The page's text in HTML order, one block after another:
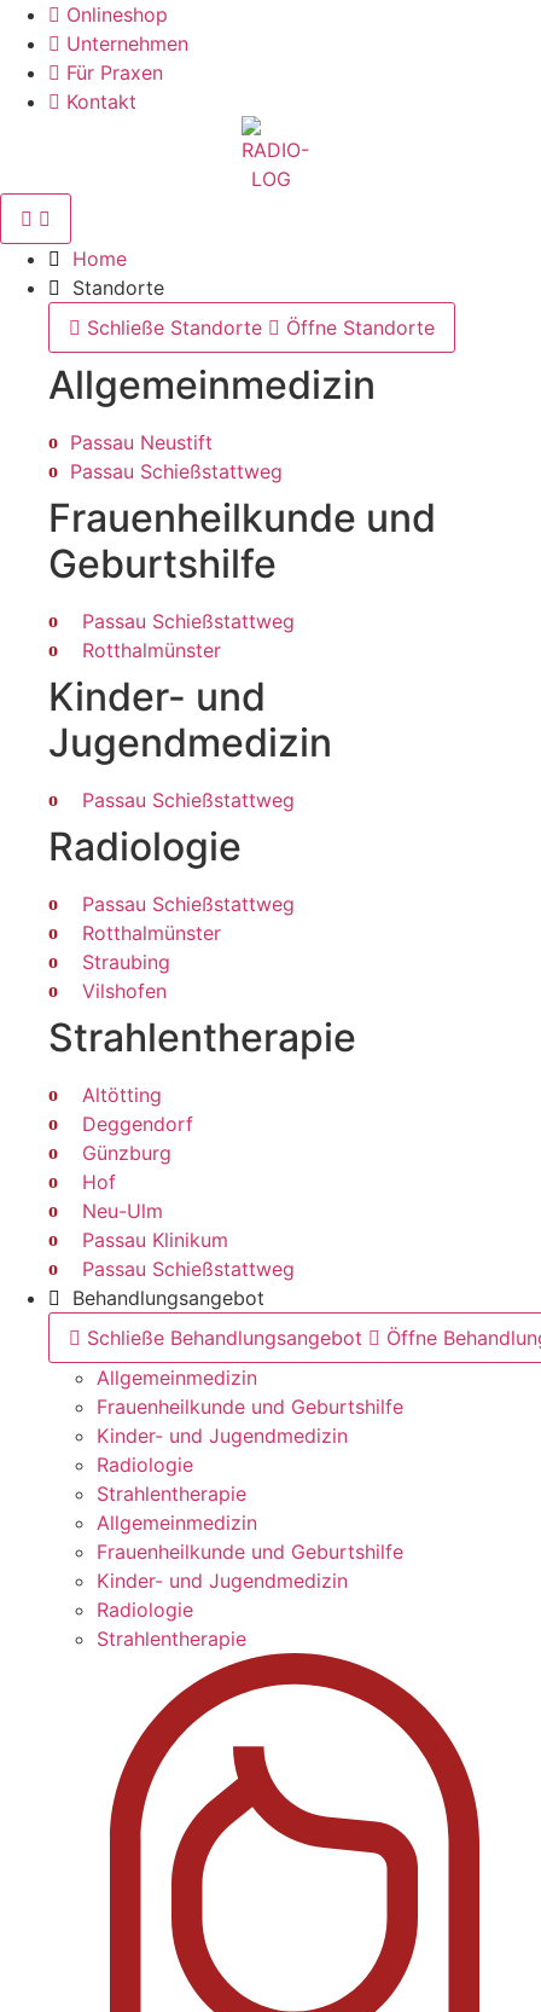
Zum
Inhalt
wechseln
Onlineshop
Unternehmen
Für Praxen
Kontakt
Home
Standorte
Schließe Standorte
Öffne Standorte
Allgemein­medizin
Passau Neustift
Passau Schießstattweg
Frauenheilkunde und
Geburtshilfe
Passau Schießstattweg
Rotthalmünster
Kinder- und
Jugendmedizin
Passau Schießstattweg
Radiologie
Passau Schießstattweg
Rotthalmünster
Straubing
Vilshofen
Strahlen­therapie
Altötting
Deggendorf
Günzburg
Hof
Neu-Ulm
Passau Klinikum
Passau Schießstattweg
Behandlungsangebot
Schließe Behandlungsangebot
Öffne
Allgemeinmedizin
Frauenheilkunde und Geburtshilfe
Kinder- und Jugendmedizin
Radiologie
Strahlentherapie
Allgemeinmedizin
Frauenheilkunde und Geburtshilfe
Kinder- und Jugendmedizin
Radiologie
Strahlentherapie